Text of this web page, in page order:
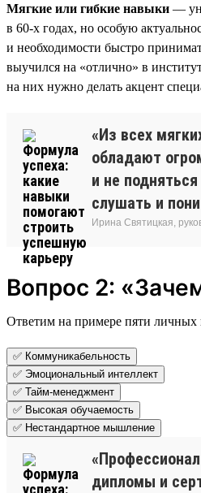
Мягкие или гибкие навыки —
в 60-х годах, но особую
и необходимости быстро
выучился на «отлично» в
на них нужно делать акцент
«Из всех
обладают
и не
слушать и
Ирина Святицкая,
Вопрос 2:
Ответим на примере пяти личных
✅ Коммуникабельность
✅ Эмоциональный интеллект
✅ Тайм-менеджмент
✅ Высокая обучаемость
✅ Нестандартное мышление
дипломы и